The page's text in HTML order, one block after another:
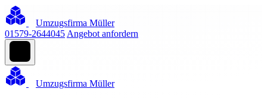
Umzugsfirma Müller
01579-2644045 Angebot anfordern
Umzugsfirma Müller